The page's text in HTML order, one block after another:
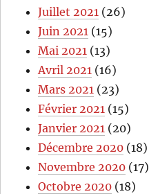
Juillet 2021 (26)
Juin 2021 (15)
Mai 2021 (13)
Avril 2021 (16)
Mars 2021 (23)
Février 2021 (15)
Janvier 2021 (20)
Décembre 2020 (18)
Novembre 2020 (17)
Octobre 2020 (18)